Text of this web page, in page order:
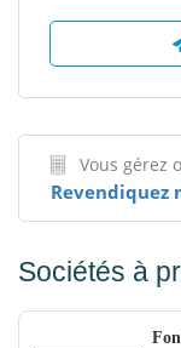
Vous gérez
Revendiquez
Sociétés à